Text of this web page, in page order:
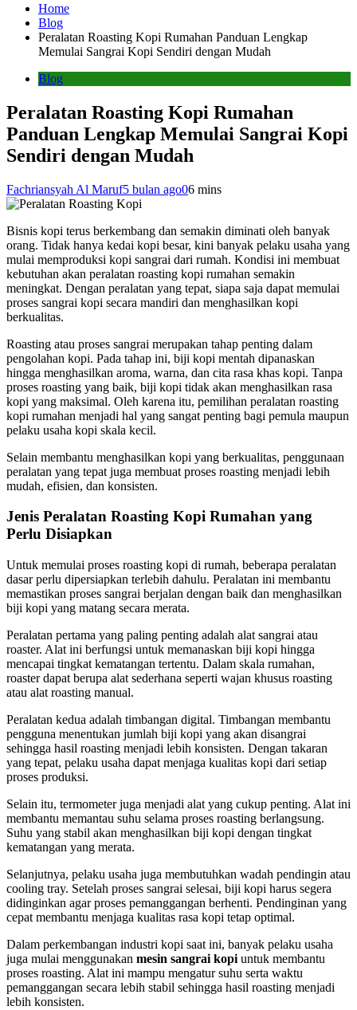
Home
Blog
Peralatan Roasting Kopi Rumahan Panduan Lengkap
Memulai Sangrai Kopi Sendiri dengan Mudah
Blog
Peralatan Roasting Kopi Rumahan
Panduan Lengkap Memulai Sangrai Kopi
Sendiri dengan Mudah
Fachriansyah Al Maruf5 bulan ago06 mins
Bisnis kopi terus berkembang dan semakin diminati oleh banyak
orang. Tidak hanya kedai kopi besar, kini banyak pelaku usaha yang
mulai memproduksi kopi sangrai dari rumah. Kondisi ini membuat
kebutuhan akan peralatan roasting kopi rumahan semakin
meningkat. Dengan peralatan yang tepat, siapa saja dapat memulai
proses sangrai kopi secara mandiri dan menghasilkan kopi
berkualitas.
Roasting atau proses sangrai merupakan tahap penting dalam
pengolahan kopi. Pada tahap ini, biji kopi mentah dipanaskan
hingga menghasilkan aroma, warna, dan cita rasa khas kopi. Tanpa
proses roasting yang baik, biji kopi tidak akan menghasilkan rasa
kopi yang maksimal. Oleh karena itu, pemilihan peralatan roasting
kopi rumahan menjadi hal yang sangat penting bagi pemula maupun
pelaku usaha kopi skala kecil.
Selain membantu menghasilkan kopi yang berkualitas, penggunaan
peralatan yang tepat juga membuat proses roasting menjadi lebih
mudah, efisien, dan konsisten.
Jenis Peralatan Roasting Kopi Rumahan yang
Perlu Disiapkan
Untuk memulai proses roasting kopi di rumah, beberapa peralatan
dasar perlu dipersiapkan terlebih dahulu. Peralatan ini membantu
memastikan proses sangrai berjalan dengan baik dan menghasilkan
biji kopi yang matang secara merata.
Peralatan pertama yang paling penting adalah alat sangrai atau
roaster. Alat ini berfungsi untuk memanaskan biji kopi hingga
mencapai tingkat kematangan tertentu. Dalam skala rumahan,
roaster dapat berupa alat sederhana seperti wajan khusus roasting
atau alat roasting manual.
Peralatan kedua adalah timbangan digital. Timbangan membantu
pengguna menentukan jumlah biji kopi yang akan disangrai
sehingga hasil roasting menjadi lebih konsisten. Dengan takaran
yang tepat, pelaku usaha dapat menjaga kualitas kopi dari setiap
proses produksi.
Selain itu, termometer juga menjadi alat yang cukup penting. Alat ini
membantu memantau suhu selama proses roasting berlangsung.
Suhu yang stabil akan menghasilkan biji kopi dengan tingkat
kematangan yang merata.
Selanjutnya, pelaku usaha juga membutuhkan wadah pendingin atau
cooling tray. Setelah proses sangrai selesai, biji kopi harus segera
didinginkan agar proses pemanggangan berhenti. Pendinginan yang
cepat membantu menjaga kualitas rasa kopi tetap optimal.
Dalam perkembangan industri kopi saat ini, banyak pelaku usaha
juga mulai menggunakan mesin sangrai kopi untuk membantu
proses roasting. Alat ini mampu mengatur suhu serta waktu
pemanggangan secara lebih stabil sehingga hasil roasting menjadi
lebih konsisten.